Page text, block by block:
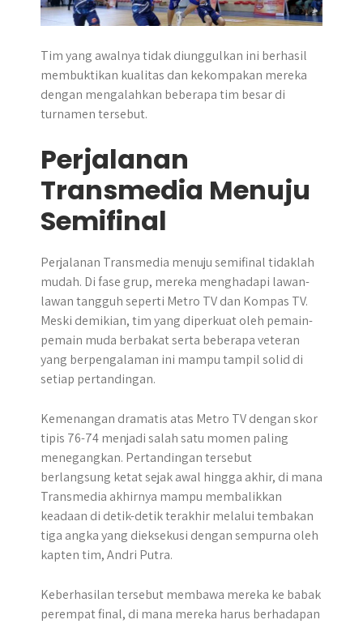
Tim yang awalnya tidak diunggulkan ini berhasil
membuktikan kualitas dan kekompakan mereka
dengan mengalahkan beberapa tim besar di
turnamen tersebut.
Perjalanan
Transmedia Menuju
Semifinal
Perjalanan Transmedia menuju semifinal tidaklah
mudah. Di fase grup, mereka menghadapi lawan-
lawan tangguh seperti Metro TV dan Kompas TV.
Meski demikian, tim yang diperkuat oleh pemain-
pemain muda berbakat serta beberapa veteran
yang berpengalaman ini mampu tampil solid di
setiap pertandingan.
Kemenangan dramatis atas Metro TV dengan skor
tipis 76-74 menjadi salah satu momen paling
menegangkan. Pertandingan tersebut
berlangsung ketat sejak awal hingga akhir, di mana
Transmedia akhirnya mampu membalikkan
keadaan di detik-detik terakhir melalui tembakan
tiga angka yang dieksekusi dengan sempurna oleh
kapten tim, Andri Putra.
Keberhasilan tersebut membawa mereka ke babak
perempat final, di mana mereka harus berhadapan